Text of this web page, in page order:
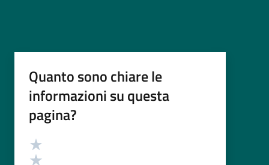
Quanto sono chiare le
informazioni su questa
pagina?
Valutazione